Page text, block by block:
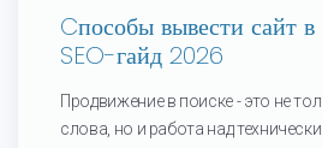
Cпособы вывести сайт
SEO-гайд 2026
Продвижение в поиске - это не
слова, но и работа над